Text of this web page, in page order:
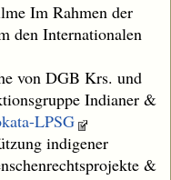
Im Rahmen der
den Internationalen
von DGB Krs. und
Indianer &
LPSG
indigener
&